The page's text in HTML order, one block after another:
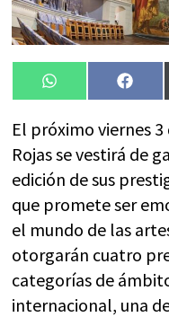
Compartir
en
WhatsApp
en
El próximo viernes
Rojas se vestirá de
edición de sus
que promete ser
el mundo de las
otorgarán cuatro
categorías de
internacional, una